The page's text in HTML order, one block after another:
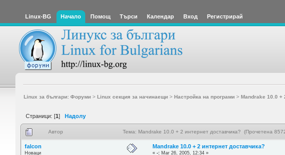
Linux-BG Начало Помощ Търси Календар Вход Регистрирай
Linux за българи: Форуми> Linux секция за начинаещи> Настройка на програми> Mandrake 10.0 +
Страници: [1] Надолу
Автор Тема: Mandrake 10.0 + 2 интернет доставчика? (Прочетена
falcon
Новаци
Mandrake 10.0 + 2 интернет доставчика?
«-: Mar 26, 2005, 12:34 »